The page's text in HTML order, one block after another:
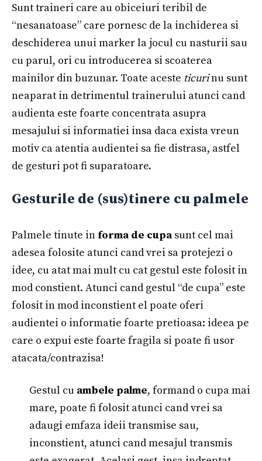
Sunt traineri care au obiceiuri teribil de
“nesanatoase” care pornesc de la inchiderea si
deschiderea unui marker la jocul cu nasturii sau
cu parul, ori cu introducerea si scoaterea
mainilor din buzunar. Toate aceste ticurinu sunt
neaparat in detrimentul trainerului atunci cand
audienta este foarte concentrata asupra
mesajului si informatiei insa daca exista vreun
motiv ca atentia audientei sa fie distrasa, astfel
de gesturi pot fi suparatoare.
Gesturile de (sus)tinere cu palmele
Palmele tinute in forma de cupasunt cel mai
adesea folosite atunci cand vrei sa protejezi o
idee, cu atat mai mult cu cat gestul este folosit in
mod constient. Atunci cand gestul “de cupa” este
folosit in mod inconstient el poate oferi
audientei o informatie foarte pretioasa: ideea pe
care o expui este foarte fragila si poate fi usor
atacata/contrazisa!
Gestul cu ambele palme, formand o cupa mai
mare, poate fi folosit atunci cand vrei sa
adaugi emfaza ideii transmise sau,
inconstient, atunci cand mesajul transmis